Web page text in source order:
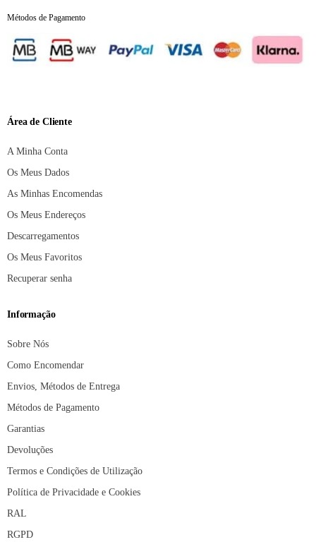
Métodos de Pagamento
Área de Cliente
A Minha Conta
Os Meus Dados
As Minhas Encomendas
Os Meus Endereços
Descarregamentos
Os Meus Favoritos
Recuperar senha
Informação
Sobre Nós
Como Encomendar
Envios, Métodos de Entrega
Métodos de Pagamento
Garantias
Devoluções
Termos e Condições de Utilização
Política de Privacidade e Cookies
RAL
RGPD